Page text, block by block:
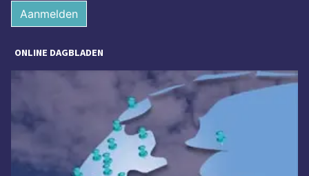
Aanmelden
ONLINE DAGBLADEN